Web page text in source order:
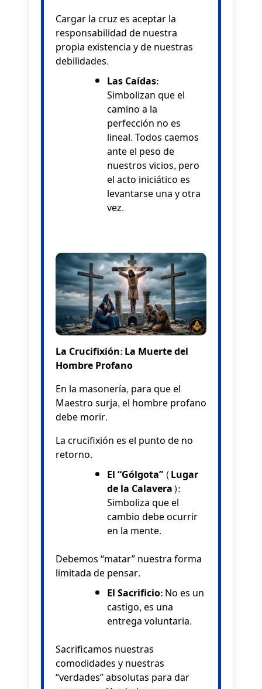
Cargar la cruz es aceptar la
responsabilidad de nuestra
propia existencia y de nuestras
debilidades.
Las Caídas:
Simbolizan que el
camino a la
perfección no es
lineal. Todos caemos
ante el peso de
nuestros vicios, pero
el acto iniciático es
levantarse una y otra
vez.
La Crucifixión: La Muerte del
Hombre Profano
En la masonería, para que el
Maestro surja, el hombre profano
debe morir.
La crucifixión es el punto de no
retorno.
El “Gólgota” (Lugar
de la Calavera):
Simboliza que el
cambio debe ocurrir
en la mente.
Debemos “matar” nuestra forma
limitada de pensar.
El Sacrificio:No es un
castigo, es una
entrega voluntaria.
Sacrificamos nuestras
comodidades y nuestras
“verdades” absolutas para dar